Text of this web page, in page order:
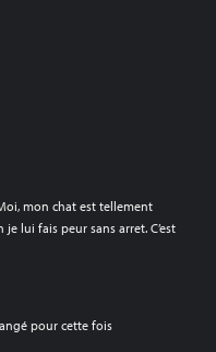
mon chat est tellement
lui fais peur sans arret. C’est
pour cette fois